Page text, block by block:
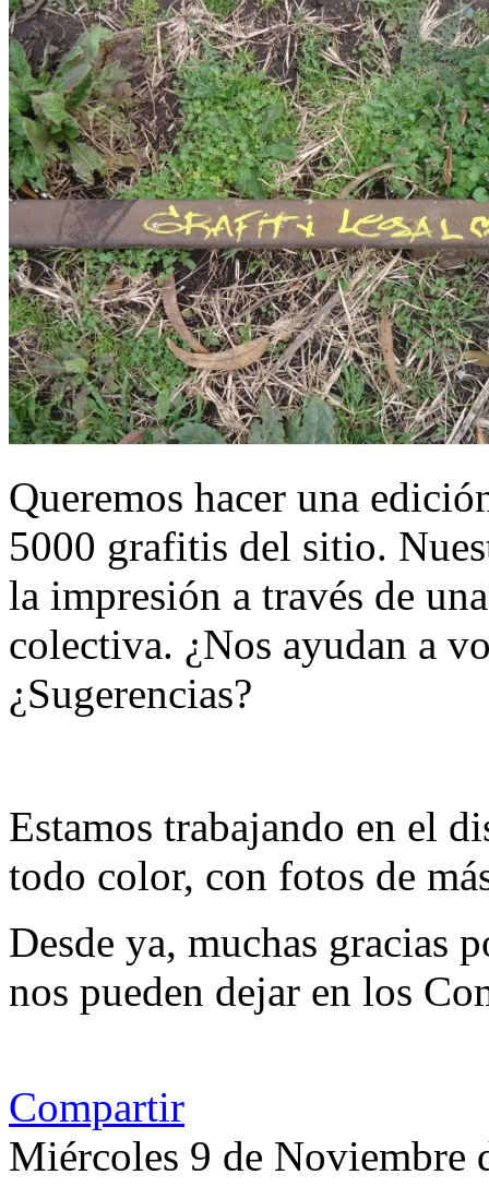
Queremos hacer una
5000 grafitis del sitio.
la impresión a través de
colectiva. ¿Nos ayudan a
¿Sugerencias?
Estamos trabajando en el
todo color, con fotos de
Desde ya, muchas gracias
nos pueden dejar en los
Compartir
Miércoles 9 de Noviembre